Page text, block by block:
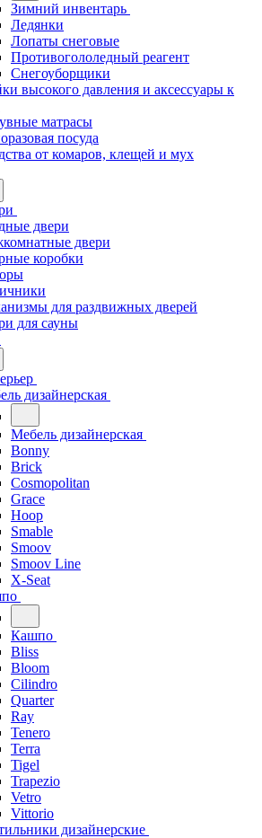
Зимний инвентарь
Ледянки
Лопаты снеговые
Противогололедный реагент
Снегоуборщики
высокого давления и аксессуары к
матрасы
посуда
от комаров, клещей и мух
двери
двери
коробки
для раздвижных дверей
для сауны
дизайнерская
Мебель дизайнерская
Bonny
Brick
Cosmopolitan
Grace
Hoop
Smable
Smoov
Smoov Line
X-Seat
Кашпо
Bliss
Bloom
Cilindro
Quarter
Ray
Tenero
Terra
Tigel
Trapezio
Vetro
Vittorio
дизайнерские